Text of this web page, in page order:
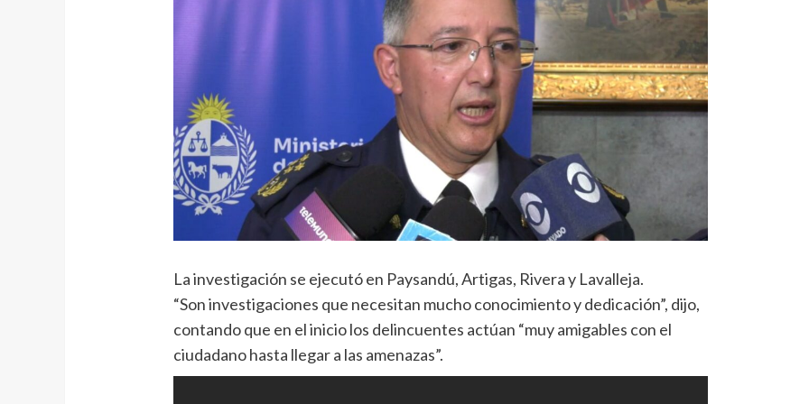
La investigación se ejecutó en Paysandú, Artigas, Rivera y Lavalleja.
“Son investigaciones que necesitan mucho conocimiento y dedicación”, dijo,
contando que en el inicio los delincuentes actúan “muy amigables con el
ciudadano hasta llegar a las amenazas”.